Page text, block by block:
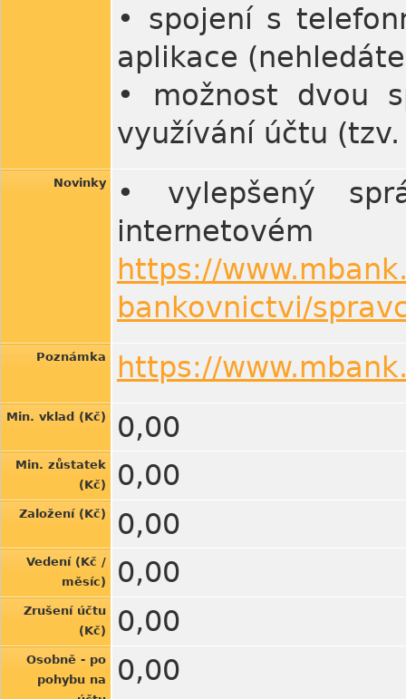
• spojení s
aplikace
• možnost dvou
využívání účtu
Novinky
• vylepšený
https://
bankovnictvi/
Poznámka https://
Min. vklad (Kč) 0,00
Min. zůstatek
(Kč)
0,00
Založení (Kč) 0,00
Vedení (Kč /
měsíc)
0,00
Zrušení účtu
(Kč)
0,00
Osobně - po
pohybu na
0,00